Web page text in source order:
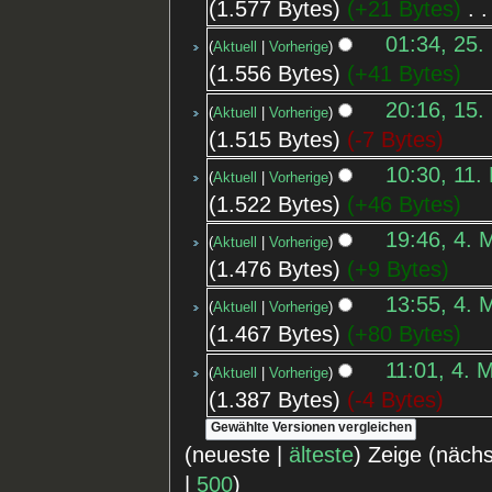
1.577 Bytes +21 Bytes
Aktuell Vorherige
01:34, 25.
1.556 Bytes
+41 Bytes
Aktuell Vorherige
20:16, 15.
1.515 Bytes
-7 Bytes
Aktuell Vorherige
10:30, 11.
1.522 Bytes
+46 Bytes
Aktuell Vorherige
19:46, 4.
1.476 Bytes
+9 Bytes
Aktuell Vorherige
13:55, 4.
1.467 Bytes
+80 Bytes
Aktuell Vorherige
11:01, 4.
1.387 Bytes
-4 Bytes
(neueste | älteste) Zeige
500)